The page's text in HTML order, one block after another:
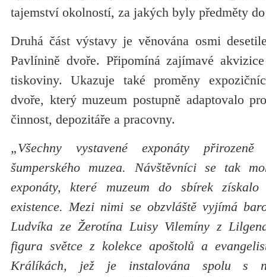
tajemství okolností, za jakých byly předměty
Druhá část výstavy je věnována osmi
Pavlínině dvoře. Připomíná zajímavé
tiskoviny. Ukazuje také proměny
dvoře, který muzeum postupně adaptovalo
činnost, depozitáře a pracovny.
„Všechny vystavené exponáty
šumperského muzea. Návštěvníci se tak
exponáty, které muzeum do sbírek
existence. Mezi nimi se obzvláště vyjímá
Ludvíka ze Žerotína Luisy Vilemíny z
figura světce z kolekce apoštolů a
Králíkách, jež je instalována spolu s